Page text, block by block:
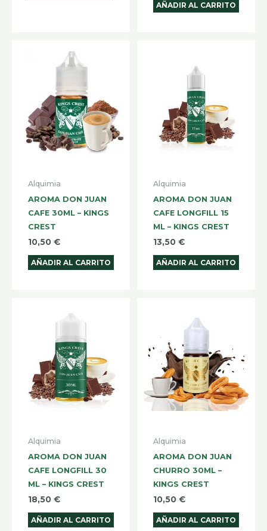
AÑADIR AL CARRITO
Alquimia
AROMA DON JUAN
CAFE 30ML – KINGS
CREST
10,50 €
AÑADIR AL CARRITO
Alquimia
AROMA DON JUAN
CAFE LONGFILL 15
ML – KINGS CREST
13,50 €
AÑADIR AL CARRITO
Alquimia
AROMA DON JUAN
CAFE LONGFILL 30
ML – KINGS CREST
18,50 €
AÑADIR AL CARRITO
Alquimia
AROMA DON JUAN
CHURRO 30ML –
KINGS CREST
10,50 €
AÑADIR AL CARRITO